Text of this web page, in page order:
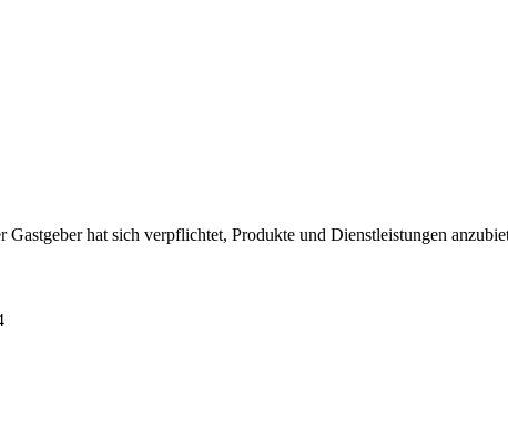
hat sich verpflichtet, Produkte und Dienstleistungen